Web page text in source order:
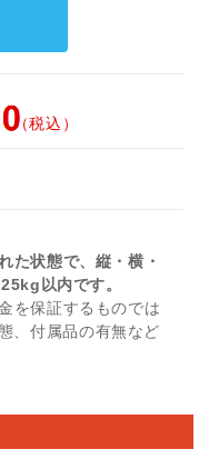
（税込）
た状態で、縦・横・
以内です。
を保証するものでは
、付属品の有無など